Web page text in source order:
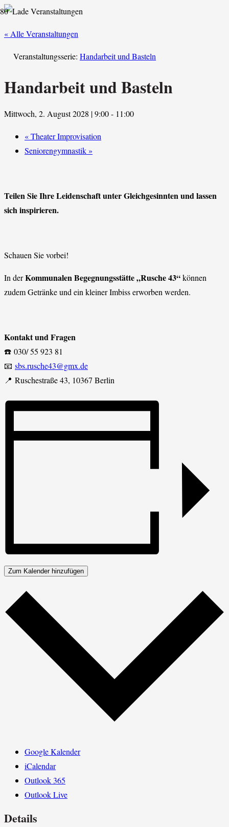
« Alle Veranstaltungen
Veranstaltungsserie: Handarbeit und Basteln
Handarbeit und Basteln
Mittwoch, 2. August 2028 | 9:00- 11:00
«Theater Improvisation
Seniorengymnastik»
Teilen Sie Ihre Leidenschaft unter Gleichgesinnten und lassen
sich inspirieren.
Schauen Sie vorbei!
In derKommunalen Begegnungsstätte „Rusche 43“können
zudem Getränke und ein kleiner Imbiss erworben werden.
Kontakt und Fragen
☎️ 030/ 55 923 81
📧 sbs.rusche43@gmx.de
📍 Ruschestraße 43, 10367 Berlin
Zum Kalender hinzufügen
Google Kalender
iCalendar
Outlook 365
Outlook Live
Details